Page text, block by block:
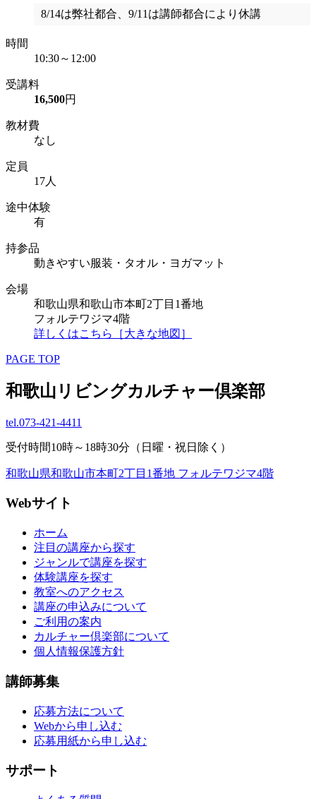
8/14は弊社都合、9/11は講師都合により休講
時間
10:30～12:00
受講料
16,500円
教材費
なし
定員
17人
途中体験
有
持参品
動きやすい服装・タオル・ヨガマット
会場
和歌山県和歌山市本町2丁目1番地
フォルテワジマ4階
詳しくはこちら［大きな地図］
PAGE TOP
和歌山リビングカルチャー倶楽部
tel.073-421-4411
受付時間10時～18時30分（日曜・祝日除く）
和歌山県和歌山市本町2丁目1番地 フォルテワジマ4階
Webサイト
ホーム
注目の講座から探す
ジャンルで講座を探す
体験講座を探す
教室へのアクセス
講座の申込みについて
ご利用の案内
カルチャー倶楽部について
個人情報保護方針
講師募集
応募方法について
Webから申し込む
応募用紙から申し込む
サポート